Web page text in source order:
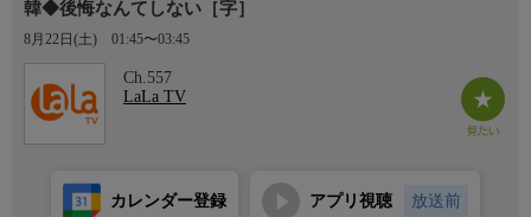
韓◆後悔なんてしない［字］
8月22日(土) 01:45〜03:45
Ch.557
LaLa TV
カレンダー登録 アプリ視聴 放送前